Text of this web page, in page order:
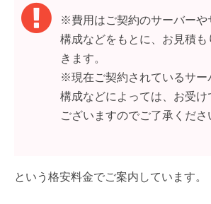
※費用はご契約のサーバーや
構成などをもとに、お見積
きます。
※現在ご契約されているサー
構成などによっては、お受け
ございますのでご了承くださ
という格安料金でご案内しています。